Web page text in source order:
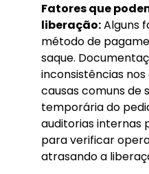
Fatores que
liberação:Alguns
método de
saque.
inconsistências
causas comuns de
temporária do
auditorias internas
para verificar
atrasando a